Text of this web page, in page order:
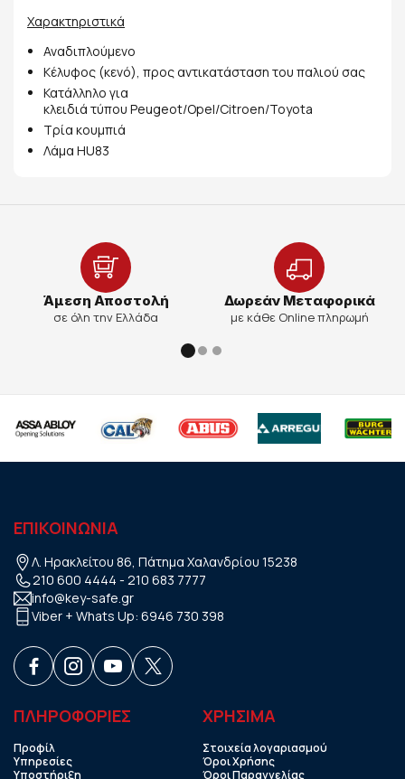
Χαρακτηριστικά
Αναδιπλούμενο
Κέλυφος (κενό), προς αντικατάσταση του παλιού σας
Κατάλληλο για
κλειδιά τύπου Peugeot/Opel/Citroen/Toyota
Τρία κουμπιά
Λάμα HU83
Άμεση Αποστολή
σε όλη την Ελλάδα
Δωρεάν Μεταφορικά
με κάθε Online πληρωμή
ΕΠΙΚΟΙΝΩΝΙΑ
Λ. Ηρακλείτου 86, Πάτημα Χαλανδρίου 15238
210 600 4444 - 210 683 7777
info@key-safe.gr
Viber + Whats Up: 6946 730 398
ΠΛΗΡΟΦΟΡΙΕΣ
Προφίλ
Υπηρεσίες
Υποστήριξη
ΧΡHΣΙΜΑ
Στοιχεία λογαριασμού
Όροι Χρήσης
Όροι Παραγγελίας